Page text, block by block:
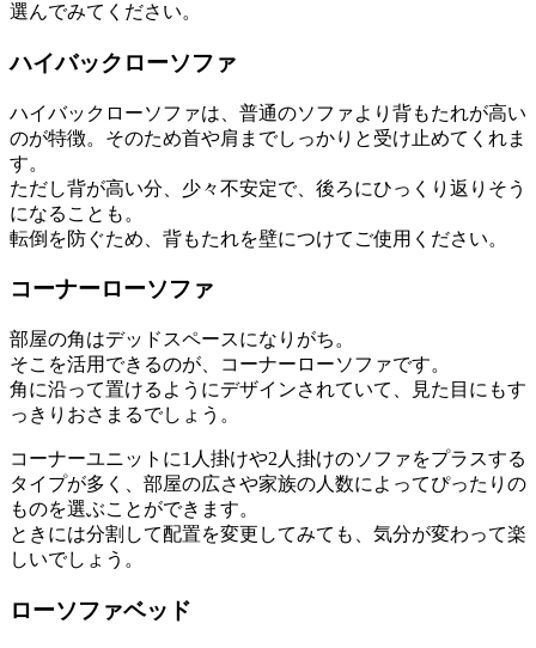
選んでみてください。
ハイバックローソファ
ハイバックローソファは、普通のソファより背もたれが高い
のが特徴。そのため首や肩までしっかりと受け止めてくれま
す。
ただし背が高い分、少々不安定で、後ろにひっくり返りそう
になることも。
転倒を防ぐため、背もたれを壁につけてご使用ください。
コーナーローソファ
部屋の角はデッドスペースになりがち。
そこを活用できるのが、コーナーローソファです。
角に沿って置けるようにデザインされていて、見た目にもす
っきりおさまるでしょう。
コーナーユニットに1人掛けや2人掛けのソファをプラスする
タイプが多く、部屋の広さや家族の人数によってぴったりの
ものを選ぶことができます。
ときには分割して配置を変更してみても、気分が変わって楽
しいでしょう。
ローソファベッド